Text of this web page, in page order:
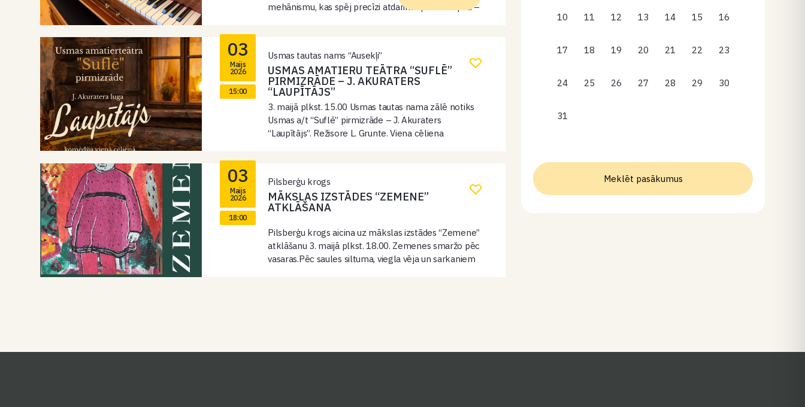
mehānismu, kas spēj precīzi atdarināt pianista spēli –
03
Maijs
2026
15:00
Usmas tautas nams “Ausekļi”
USMAS AMATIERU TEĀTRA “SUFLĒ”
PIRMIZRĀDE – J. AKURATERS
“LAUPĪTĀJS”
3. maijā plkst. 15.00 Usmas tautas nama zālē notiks
Usmas a/t “Suflē” pirmizrāde – J. Akuraters
“Laupītājs”. Režisore L. Grunte. Viena cēliena
03
Maijs
2026
18:00
Pilsberģu krogs
MĀKSLAS IZSTĀDES “ZEMENE”
ATKLĀŠANA
Pilsberģu krogs aicina uz mākslas izstādes “Zemene”
atklāšanu 3. maijā plkst. 18.00. Zemenes smaržo pēc
vasaras.Pēc saules siltuma, viegla vēja un sarkaniem
10 11 12 13 14 15 16
17 18 19 20 21 22 23
24 25 26 27 28 29 30
31
Meklēt pasākumus